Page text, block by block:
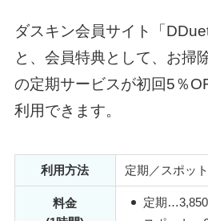
ダスキン会員サイト「
と、会員特典として、お掃
の定期サービスが初回5％
利用できます。
利用方法 定期／スポット
料金
定期